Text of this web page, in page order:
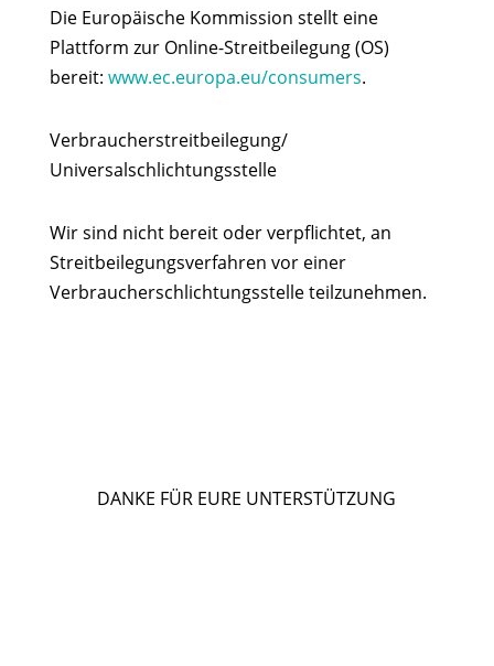
Die Europäische Kommission stellt eine
Plattform zur Online-Streitbeilegung (OS)
bereit: www.ec.europa.eu/consumers.
Verbraucherstreitbeilegung/
Universalschlichtungsstelle
Wir sind nicht bereit oder verpflichtet, an
Streitbeilegungsverfahren vor einer
Verbraucherschlichtungsstelle teilzunehmen.
DANKE FÜR EURE UNTERSTÜTZUNG